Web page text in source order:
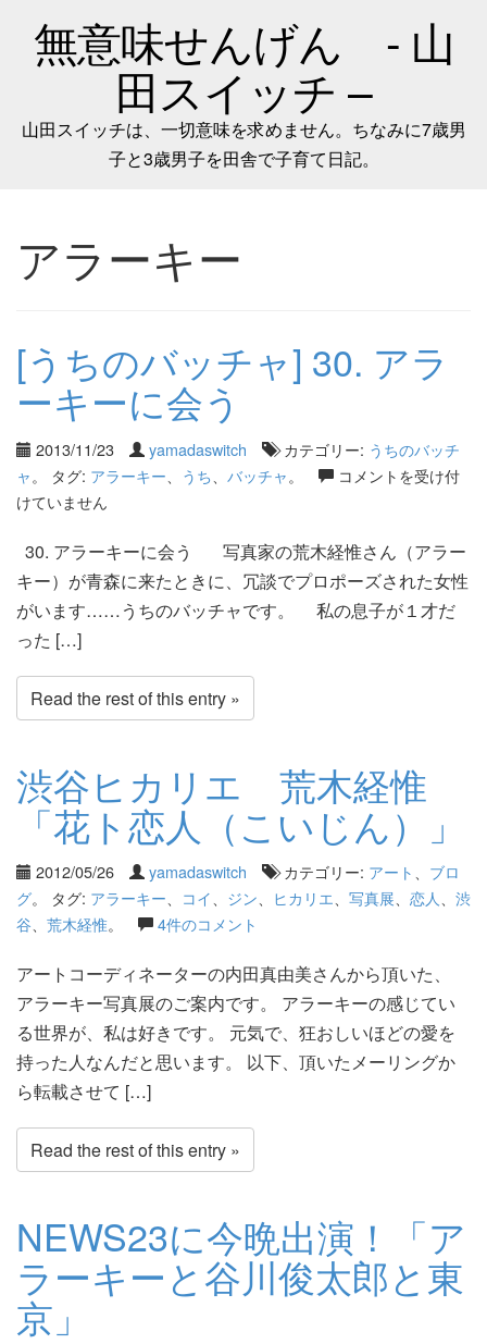
無意味せんげん - 山
田スイッチ –
山田スイッチは、一切意味を求めません。ちなみに7歳男
子と3歳男子を田舎で子育て日記。
アラーキー
[うちのバッチャ] 30. アラ
ーキーに会う
2013/11/23 yamadaswitch カテゴリー: うちのバッチ
ャ。 タグ: アラーキー うち バッチャ。
コメントを受け付
けていません
30. アラーキーに会う 写真家の荒木経惟さん（アラー
キー）が青森に来たときに、冗談でプロポーズされた女性
がいます……うちのバッチャです。 私の息子が１才だ
った […]
Read the rest of this entry »
渋谷ヒカリエ 荒木経惟
「花ト恋人（こいじん）」
2012/05/26 yamadaswitch カテゴリー: アート
ブロ
グ。 タグ: アラーキー コイ ジン ヒカリエ 写真展 恋人
渋
谷
荒木経惟。 4件のコメント
アートコーディネーターの内田真由美さんから頂いた、
アラーキー写真展のご案内です。 アラーキーの感じてい
る世界が、私は好きです。 元気で、狂おしいほどの愛を
持った人なんだと思います。 以下、頂いたメーリングか
ら転載させて […]
Read the rest of this entry »
NEWS23に今晩出演！「ア
ラーキーと谷川俊太郎と東
京」